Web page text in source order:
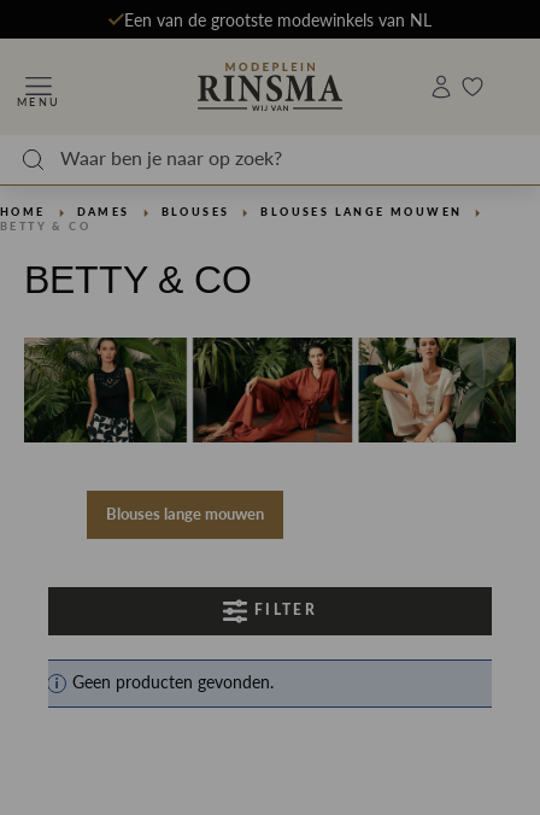
Een van de grootste modewinkels van NL
MENU
HOME DAMES BLOUSES
BLOUSES LANGE MOUWEN
BETTY & CO
BETTY & CO
Blouses lange mouwen
FILTER
Geen producten gevonden.